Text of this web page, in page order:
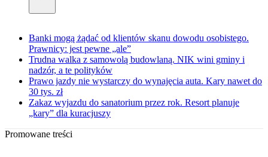
Banki mogą żądać od klientów skanu dowodu osobistego.
Prawnicy: jest pewne „ale”
Trudna walka z samowolą budowlaną. NIK wini gminy i
nadzór, a te polityków
Prawo jazdy nie wystarczy do wynajęcia auta. Kary nawet do
30 tys. zł
Zakaz wyjazdu do sanatorium przez rok. Resort planuje
„kary” dla kuracjuszy
Promowane treści